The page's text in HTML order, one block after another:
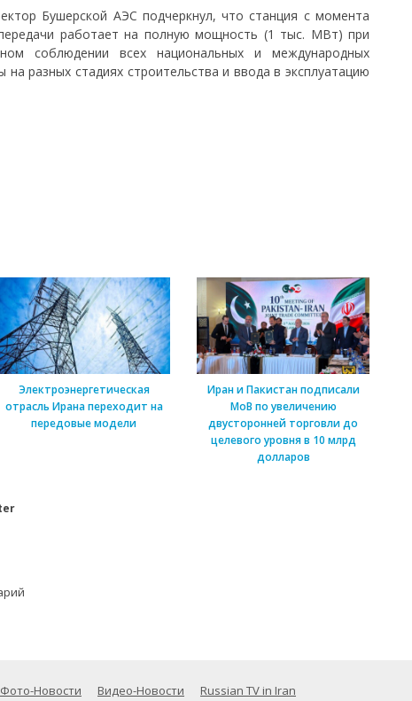
Бушерской АЭС подчеркнул, что станция с момента
работает на полную мощность (1 тыс. МВт) при
соблюдении всех национальных и международных
разных стадиях строительства и ввода в эксплуатацию
Электроэнергетическая
отрасль Ирана переходит на
передовые модели
Иран и Пакистан подписали
МоВ по увеличению
двусторонней торговли до
целевого уровня в 10 млрд
долларов
Фото-Новости Видео-Новости Russian TV in Iran